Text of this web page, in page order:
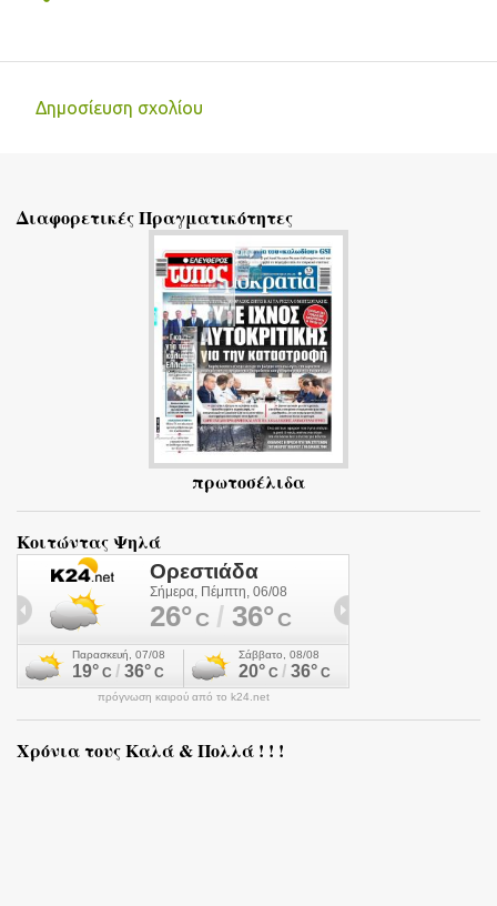
λ
Δημοσίευση σχολίου
Διαφορετικές Πραγματικότητες
πρωτοσέλιδα
Κοιτώντας Ψηλά
πρόγνωση καιρού από το k24.net
Χρόνια τους Καλά & Πολλά ! ! !